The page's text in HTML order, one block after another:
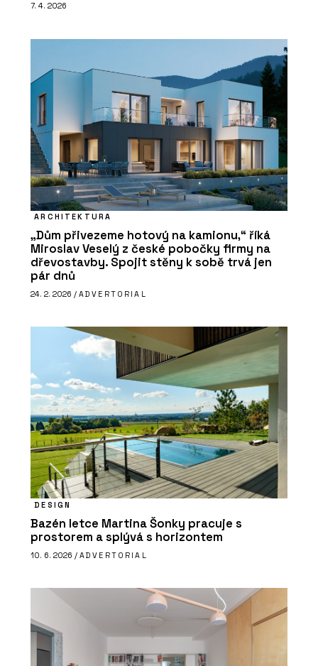
7. 4. 2026
ARCHITEKTURA
„Dům přivezeme hotový na kamionu,“ říká
Miroslav Veselý z české pobočky firmy na
dřevostavby. Spojit stěny k sobě trvá jen
pár dnů
24. 2. 2026 / ADVERTORIAL
DESIGN
Bazén letce Martina Šonky pracuje s
prostorem a splývá s horizontem
10. 6. 2026 / ADVERTORIAL